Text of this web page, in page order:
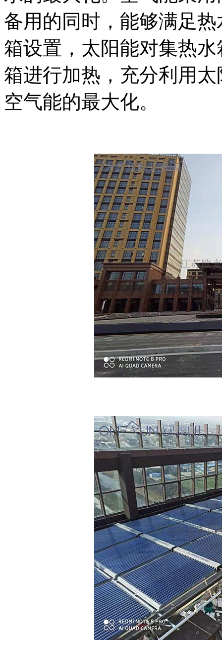
备用的同时，能够满足
箱设置，太阳能对集热
箱进行加热，充分利用
空气能的最大化。